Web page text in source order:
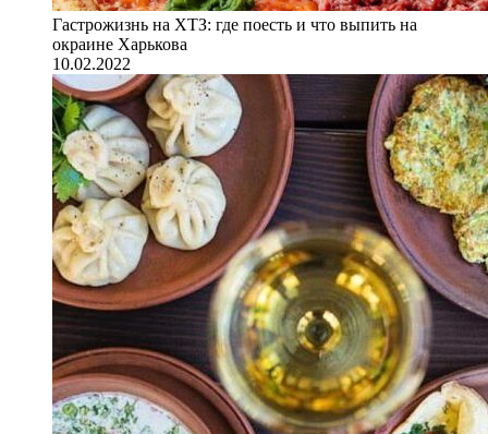
Гастрожизнь на ХТЗ: где поесть и что выпить на
окраине Харькова
10.02.2022